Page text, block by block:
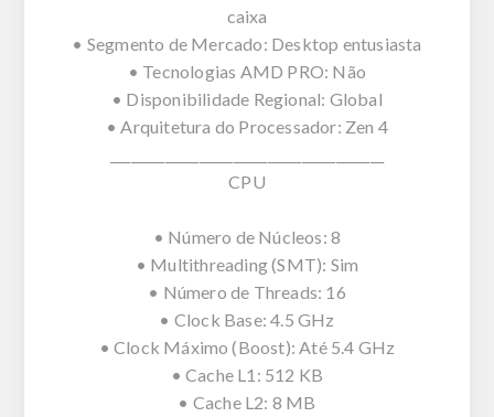
caixa
• Segmento de Mercado: Desktop entusiasta
• Tecnologias AMD PRO: Não
• Disponibilidade Regional: Global
• Arquitetura do Processador: Zen 4
CPU
• Número de Núcleos: 8
• Multithreading (SMT): Sim
• Número de Threads: 16
• Clock Base: 4.5 GHz
• Clock Máximo (Boost): Até 5.4 GHz
• Cache L1: 512 KB
• Cache L2: 8 MB